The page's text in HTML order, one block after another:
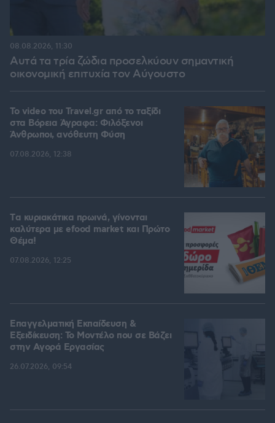
Αυτά τα τρία ζώδια προσελκύουν σημαντική
οικονομική επιτυχία τον Αύγουστο
08.08.2026, 11:30
To video του Travel.gr από το ταξίδι
στα Βόρεια Άγραφα: Φιλόξενοι
Άνθρωποι, ανόθευτη Φύση
07.08.2026, 12:38
Tα κυριακάτικα πρωινά, γίνονται
καλύτερα με efood market και Πρώτο
Θέμα!
07.08.2026, 12:25
Επαγγελματική Εκπαίδευση &
Εξειδίκευση: Το Mοντέλο που σε Bάζει
στην Aγορά Eργασίας
26.07.2026, 09:54